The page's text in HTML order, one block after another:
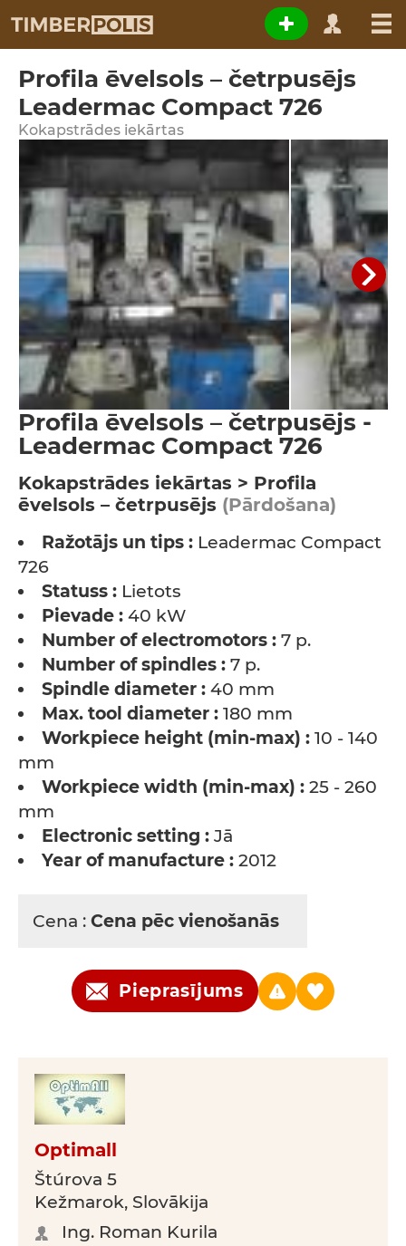
Profila ēvelsols – četrpusējs
Leadermac Compact 726
Kokapstrādes iekārtas
Profila ēvelsols – četrpusējs -
Leadermac Compact 726
Kokapstrādes iekārtas > Profila
ēvelsols – četrpusējs (Pārdošana)
Ražotājs un tips : Leadermac Compact
726
Statuss : Lietots
Pievade : 40 kW
Number of electromotors : 7 p.
Number of spindles : 7 p.
Spindle diameter : 40 mm
Max. tool diameter : 180 mm
Workpiece height (min-max) : 10 - 140
mm
Workpiece width (min-max) : 25 - 260
mm
Electronic setting : Jā
Year of manufacture : 2012
Cena : Cena pēc vienošanās
Pieprasījums
Optimall
Štúrova 5
Kežmarok, Slovākija
Ing. Roman Kurila